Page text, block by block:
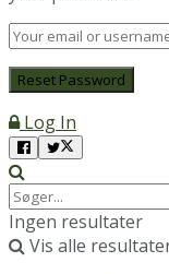
Log In
Ingen resultater
Vis alle